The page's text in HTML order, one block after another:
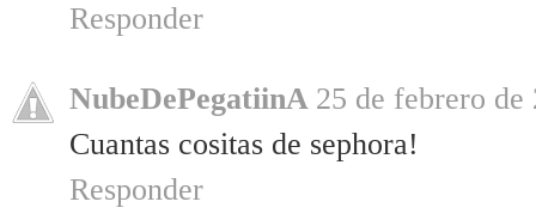
Responder
NubeDePegatiinA 25 de febrero de
Cuantas cositas de sephora!
Responder